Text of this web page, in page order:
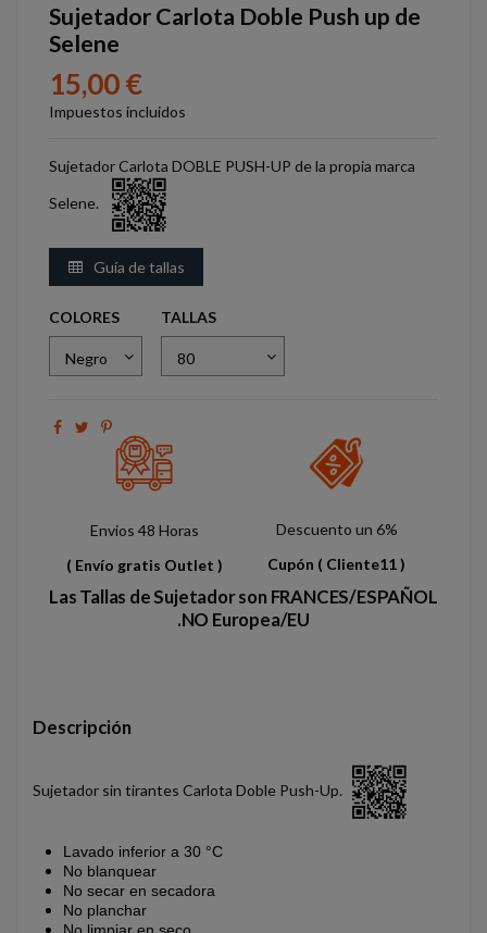
Sujetador Carlota Doble Push up de
Selene
15,00 €
Impuestos incluidos
Sujetador Carlota DOBLE PUSH-UP de la propia marca
Selene.
Guía de tallas
COLORES TALLAS
Envios 48 Horas
( Envío gratis Outlet )
Descuento un 6%
Cupón ( Cliente11 )
Las Tallas de Sujetador son FRANCES/ESPAÑOL
.NO Europea/EU
Descripción
Sujetador sin tirantes Carlota Doble Push-Up.
Lavado inferior a 30 °C
No blanquear
No secar en secadora
No planchar